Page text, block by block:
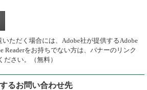
ただく場合には、Adobe社が提供するAdobe
Readerをお持ちでない方は、バナーのリンク
さい。（無料）
るお問い合わせ先